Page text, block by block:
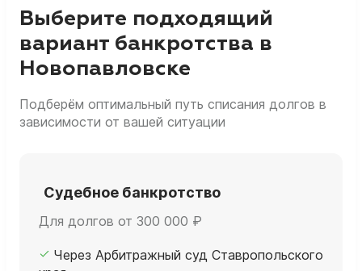
Выберите подходящий
вариант банкротства в
Новопавловске
Подберём оптимальный путь списания долгов в
зависимости от вашей ситуации
Судебное банкротство
Для долгов от 300 000 ₽
Через Арбитражный суд Ставропольского